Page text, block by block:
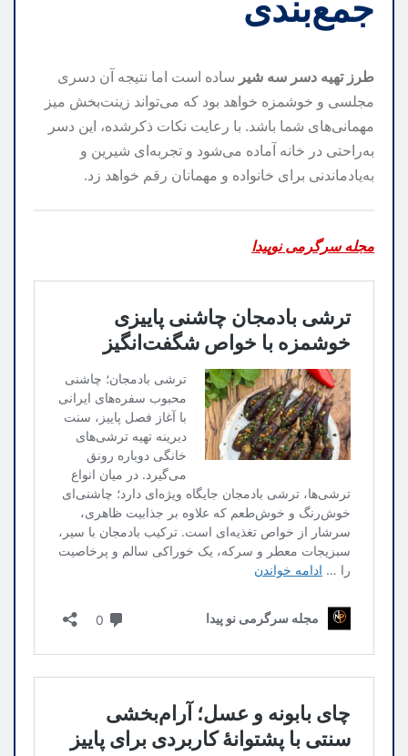
طرز تهیه دسر سه شیر ساده است اما نتیجه آن دسری
مجلسی و خوشمزه خواهد بود که می‌تواند زینت‌بخش میز
مهمانی‌های شما باشد. با رعایت نکات ذکرشده، این دسر
به‌راحتی در خانه آماده می‌شود و تجربه‌ای شیرین و
به‌یادماندنی برای خانواده و مهمانان رقم خواهد زد.
مجله سرگرمی نوپیدا